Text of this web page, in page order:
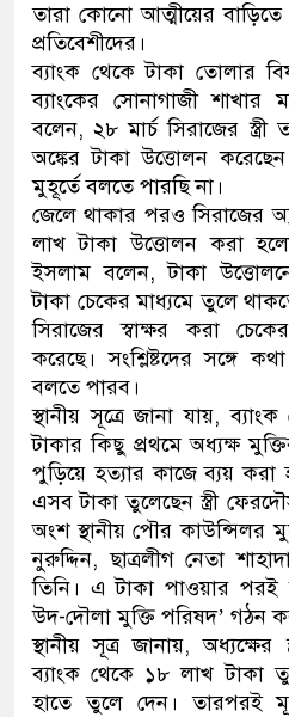
তারা কোনো আত্মীয়ের
প্রতিবেশীদের।
ব্যাংক থেকে টাকা তোলার
ব্যাংকের সোনাগাজী শাখার
বলেন, ২৮ মার্চ সিরাজের
অঙ্কের টাকা উত্তোলন
মুহূর্তে বলতে পারছি না।
জেলে থাকার পরও সিরাজের
লাখ টাকা উত্তোলন করা
ইসলাম বলেন, টাকা
টাকা চেকের মাধ্যমে তুলে
সিরাজের স্বাক্ষর করা
করেছে। সংশ্লিষ্টদের সঙ্গে
বলতে পারব।
স্থানীয় সূত্রে জানা যায়,
টাকার কিছু প্রথমে অধ্যক্ষ
পুড়িয়ে হত্যার কাজে ব্যয় করা
এসব টাকা তুলেছেন স্ত্রী
অংশ স্থানীয় পৌর কাউন্সিলর
নুরুদ্দিন, ছাত্রলীগ নেতা
তিনি। এ টাকা পাওয়ার পরই
উদ-দৌলা মুক্তি পরিষদ’ গঠন
স্থানীয় সূত্র জানায়,
ব্যাংক থেকে ১৮ লাখ টাকা
হাতে তুলে দেন। তারপরই